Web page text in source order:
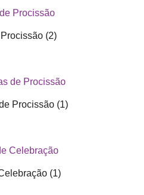
(2)
Procissão (1)
(1)